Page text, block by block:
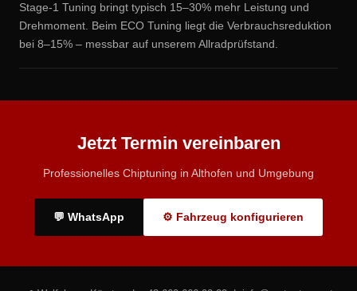
Stage-1 Tuning bringt typisch 15–30% mehr Leistung und
Drehmoment. Beim ECO Tuning liegt die Verbrauchsreduktion
bei 8–15% – messbar auf unserem Allradprüfstand.
Jetzt Termin vereinbaren
Professionelles Chiptuning in Althofen und Umgebung
💬 WhatsApp ⚙ Fahrzeug konfigurieren